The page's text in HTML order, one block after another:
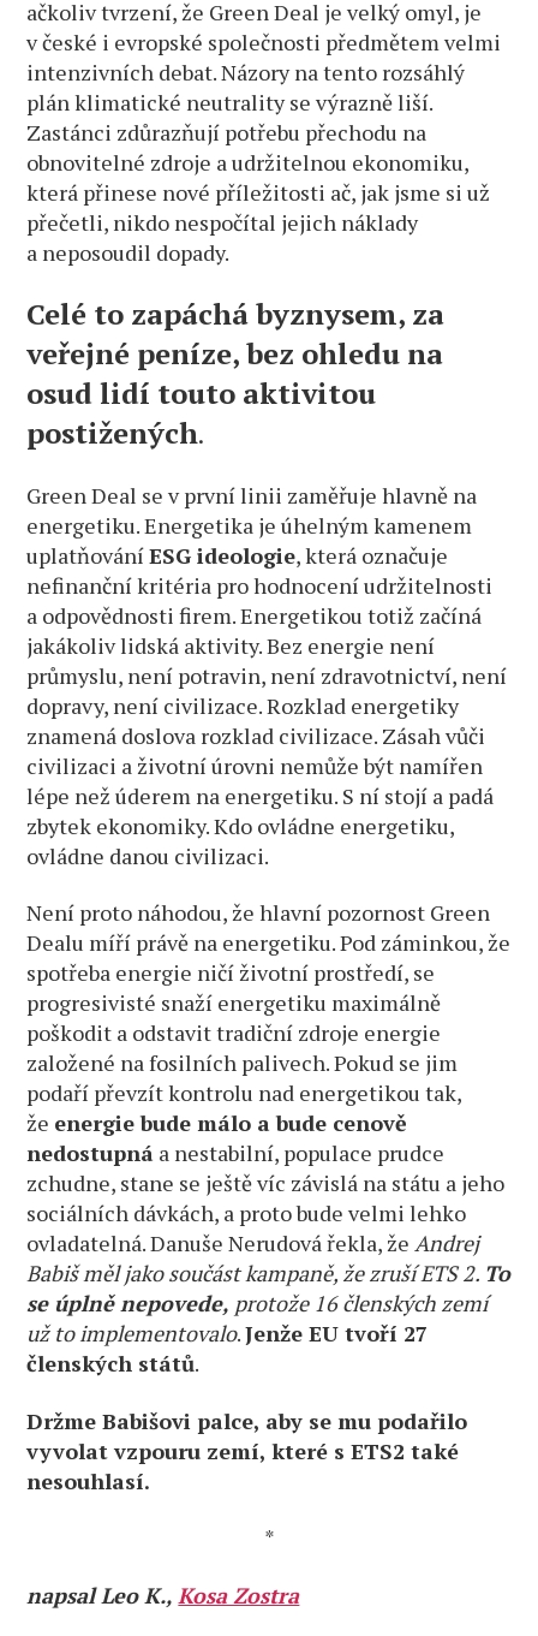
ačkoliv tvrzení, že Green Deal je velký omyl, je
v české i evropské společnosti předmětem velmi
intenzivních debat. Názory na tento rozsáhlý
plán klimatické neutrality se výrazně liší.
Zastánci zdůrazňují potřebu přechodu na
obnovitelné zdroje a udržitelnou ekonomiku,
která přinese nové příležitosti ač, jak jsme si už
přečetli, nikdo nespočítal jejich náklady
a neposoudil dopady.
Celé to zapáchá byznysem, za
veřejné peníze, bez ohledu na
osud lidí touto aktivitou
postižených.
Green Deal se v první linii zaměřuje hlavně na
energetiku. Energetika je úhelným kamenem
uplatňováníESG ideologie, která označuje
nefinanční kritéria pro hodnocení udržitelnosti
a odpovědnosti firem. Energetikou totiž začíná
jakákoliv lidská aktivity. Bez energie není
průmyslu, není potravin, není zdravotnictví, není
dopravy, není civilizace. Rozklad energetiky
znamená doslova rozklad civilizace. Zásah vůči
civilizaci a životní úrovni nemůže být namířen
lépe než úderem na energetiku. S ní stojí a padá
zbytek ekonomiky. Kdo ovládne energetiku,
ovládne danou civilizaci.
Není proto náhodou, že hlavní pozornost Green
Dealu míří právě na energetiku. Pod záminkou, že
spotřeba energie ničí životní prostředí, se
progresivisté snaží energetiku maximálně
poškodit a odstavit tradiční zdroje energie
založené na fosilních palivech. Pokud se jim
podaří převzít kontrolu nad energetikou tak,
že energie bude málo a bude cenově
nedostupná a nestabilní, populace prudce
zchudne, stane se ještě víc závislá na státu a jeho
sociálních dávkách, a proto bude velmi lehko
ovladatelná. Danuše Nerudová řekla, žeAndrej
Babiš měl jako součást kampaně, že zruší ETS 2. To
se úplně nepovede, protože 16 členských zemí
už to implementovalo.Jenže EU tvoří 27
členských států.
Držme Babišovi palce, aby se mu podařilo
vyvolat vzpouru zemí, které s ETS2 také
nesouhlasí.
*
napsal Leo K., Kosa Zostra